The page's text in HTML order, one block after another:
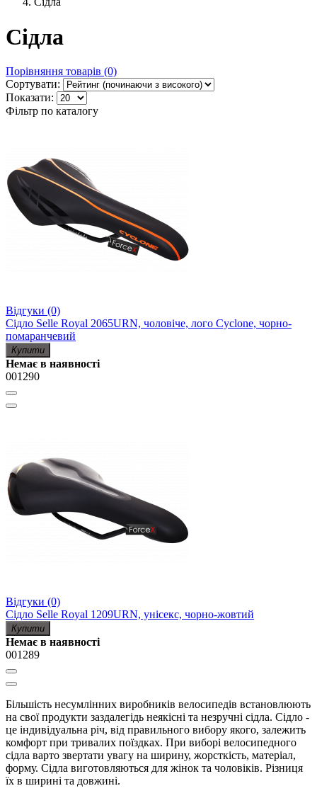
Сідла
Порівняння товарів (0)
Сортувати:
Показати:
Фільтр по каталогу
Відгуки (0)
Сідло Selle Royal 2065URN, чоловіче, лого Сyclone, чорно-
помаранчевий
Купити
Немає в наявності
001290
Відгуки (0)
Сідло Selle Royal 1209URN, унісекс, чорно-жовтий
Купити
Немає в наявності
001289
Більшість несумлінних виробників велосипедів встановлюють
на свої продукти заздалегідь неякісні та незручні сідла. Сідло -
це індивідуальна річ, від правильного вибору якого, залежить
комфорт при тривалих поїздках. При виборі велосипедного
сідла варто звертати увагу на ширину, жорсткість, матеріал,
форму. Сідла виготовляються для жінок та чоловіків. Різниця
їх в ширині та довжині.